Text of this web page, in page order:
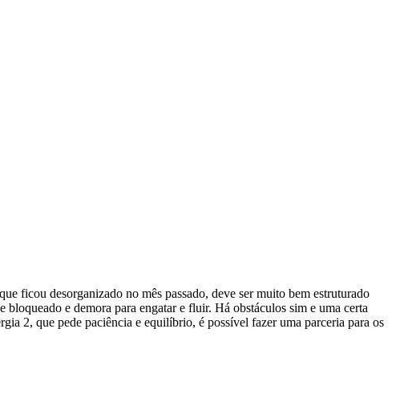
ficou desorganizado no mês passado, deve ser muito bem estruturado
e demora para engatar e fluir. Há obstáculos sim e uma certa
2, que pede paciência e equilíbrio, é possível fazer uma parceria para os